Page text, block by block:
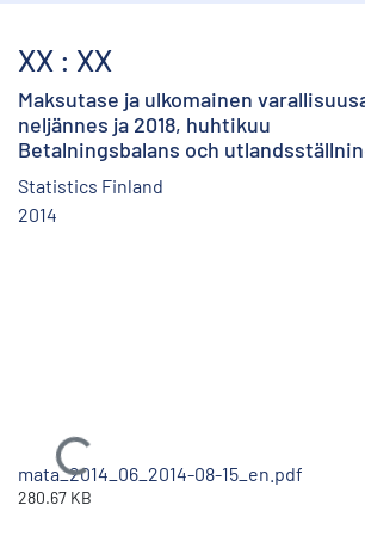
Selaa
XX : XX
Maksutase ja ulkomainen
neljännes ja 2018, huhtikuu
Betalningsbalans och
Statistics Finland
2014
Ladataan...
mata_2014_06_2014-08-15_en.pdf
280.67 KB